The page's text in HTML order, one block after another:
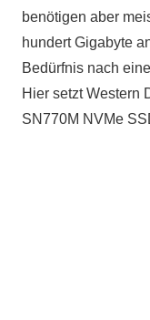
benötigen aber
hundert Gigabyte
Bedürfnis nach
Hier setzt Western
SN770M NVMe